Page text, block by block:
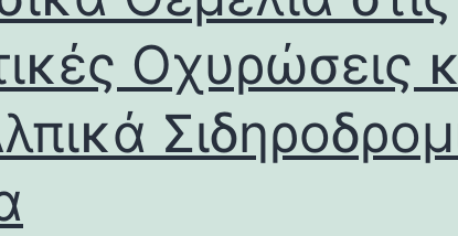
Οχυρώσεις